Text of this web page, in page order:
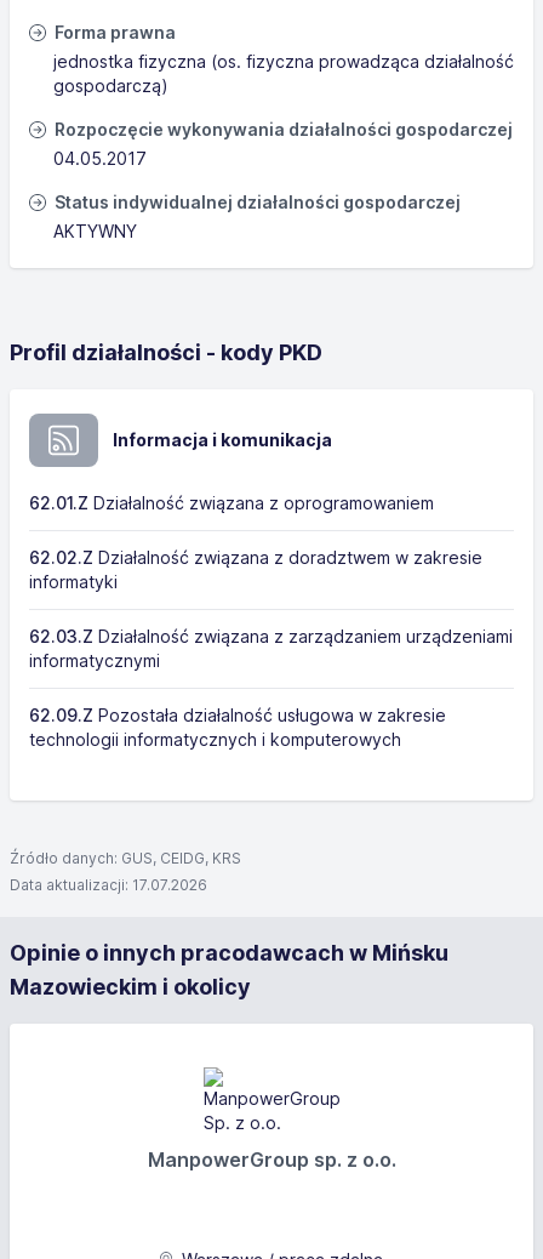
Forma prawna
jednostka fizyczna (os. fizyczna prowadząca działalność
gospodarczą)
Rozpoczęcie wykonywania działalności gospodarczej
04.05.2017
Status indywidualnej działalności gospodarczej
AKTYWNY
Profil działalności - kody PKD
Informacja i komunikacja
62.01.Z Działalność związana z oprogramowaniem
62.02.Z Działalność związana z doradztwem w zakresie
informatyki
62.03.Z Działalność związana z zarządzaniem urządzeniami
informatycznymi
62.09.Z Pozostała działalność usługowa w zakresie
technologii informatycznych i komputerowych
Źródło danych: GUS, CEIDG, KRS
Data aktualizacji: 17.07.2026
Opinie o innych pracodawcach w Mińsku
Mazowieckim i okolicy
ManpowerGroup sp. z o.o.